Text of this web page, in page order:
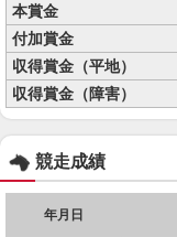
本賞金
付加賞金
収得賞金（平地）
収得賞金（障害）
競走成績
年月日